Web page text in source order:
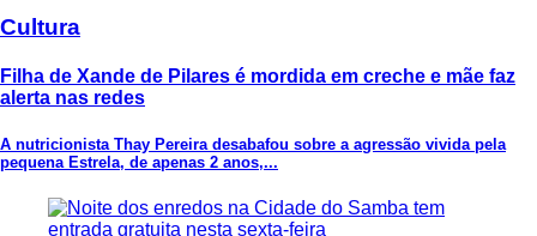
Cultura
Filha de Xande de Pilares é mordida em creche e mãe faz
alerta nas redes
A nutricionista Thay Pereira desabafou sobre a agressão vivida pela
pequena Estrela, de apenas 2 anos,...